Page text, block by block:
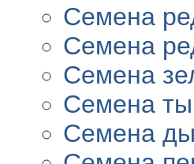
Семена
Семена
Семена
Семена
Семена